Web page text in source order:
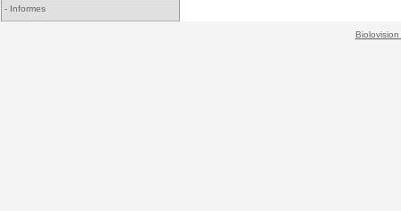
- Informes
Biolovision